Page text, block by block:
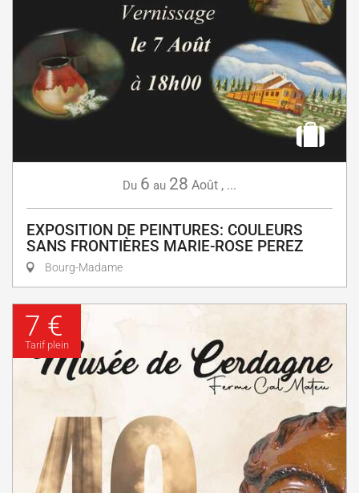
Du 6 au 28 Août , ...
EXPOSITION DE PEINTURES: COULEURS
SANS FRONTIÈRES MARIE-ROSE PEREZ
Bourg-Madame
7 €
Tarif plein